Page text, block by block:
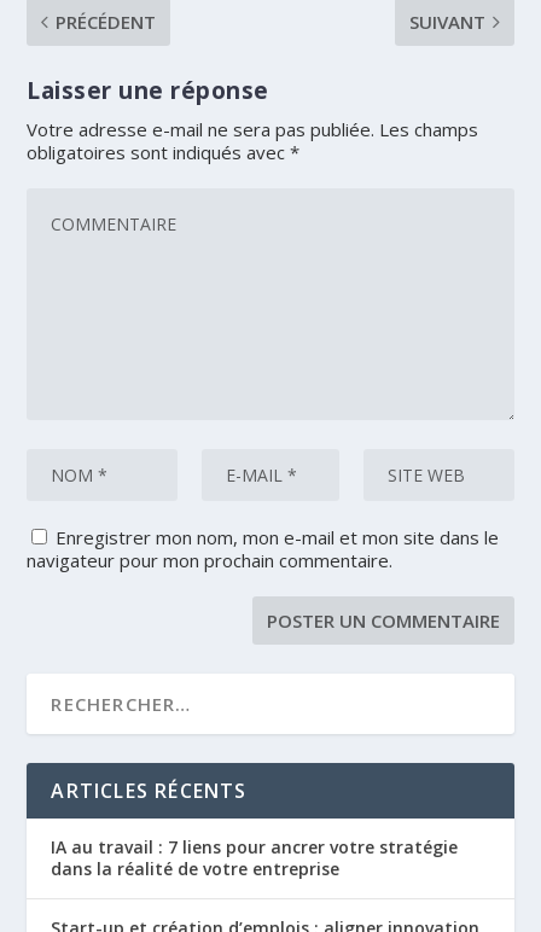
PRÉCÉDENT
SUIVANT
Laisser une réponse
Votre adresse e-mail ne sera pas publiée. Les champs
obligatoires sont indiqués avec*
Enregistrer mon nom, mon e-mail et mon site dans le
navigateur pour mon prochain commentaire.
ARTICLES RÉCENTS
IA au travail : 7 liens pour ancrer votre stratégie
dans la réalité de votre entreprise